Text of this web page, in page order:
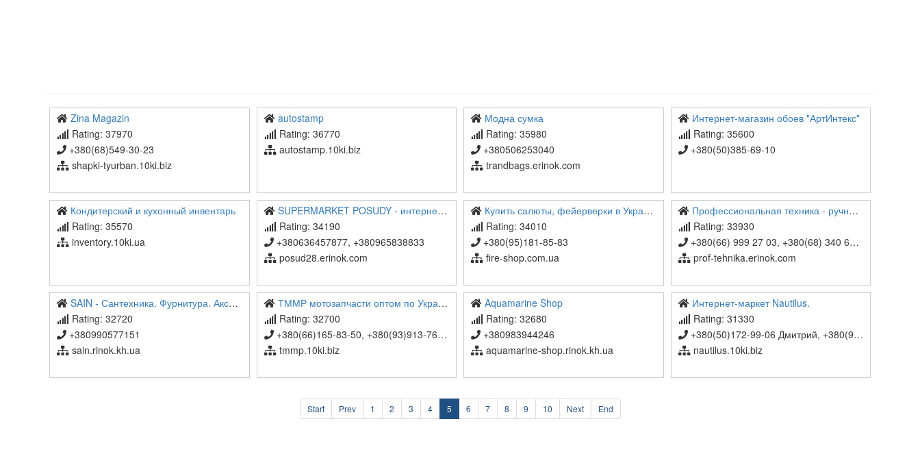
Zina Magazin
Rating: 37970
+380(68)549-30-23
shapki-tyurban.10ki.biz
autostamp
Rating: 36770
autostamp.10ki.biz
Модна сумка
Rating: 35980
+380506253040
trandbags.erinok.com
Интернет-магазин обоев "АртИнтекс"
Rating: 35600
+380(50)385-69-10
Кондитерский и кухонный инвентарь
Rating: 35570
inventory.10ki.ua
SUPERMARKET POSUDY - интернет магазин посуды в Украине
Rating: 34190
+380636457877, +380965838833
posud28.erinok.com
Купить салюты, фейерверки в Украине - Магазиннн пиротехники
Rating: 34010
+380(95)181-85-83
fire-shop.com.ua
Профессиональная техника - ручной и электроинструмент
Rating: 33930
+380(66) 999 27 03, +380(68) 340 68 28
prof-tehnika.erinok.com
SAIN - Сантехника. Фурнитура. Аксессуары.
Rating: 32720
+380990577151
sain.rinok.kh.ua
ТММР мотозапчасти оптом по Украине со склада
Rating: 32700
+380(66)165-83-50, +380(93)913-76-50, +38(097)073-63-50
tmmp.10ki.biz
Aquamarine Shop
Rating: 32680
+380983944246
aquamarine-shop.rinok.kh.ua
Интернет-маркет Nautilus.
Rating: 31330
+380(50)172-99-06 Дмитрий, +380(96)912-12-78 Дмитрий
nautilus.10ki.biz
Start Prev 1 2 3 4 5 6 7 8 9 10 Next End